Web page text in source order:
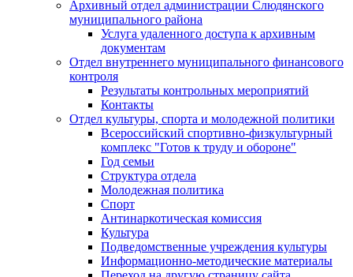
Архивный отдел администрации Слюдянского
муниципального района
Услуга удаленного доступа к архивным
документам
Отдел внутреннего муниципального финансового
контроля
Результаты контрольных мероприятий
Контакты
Отдел культуры, спорта и молодежной политики
Всероссийский спортивно-физкультурный
комплекс "Готов к труду и обороне"
Год семьи
Структура отдела
Молодежная политика
Спорт
Антинаркотическая комиссия
Культура
Подведомственные учреждения культуры
Информационно-методические материалы